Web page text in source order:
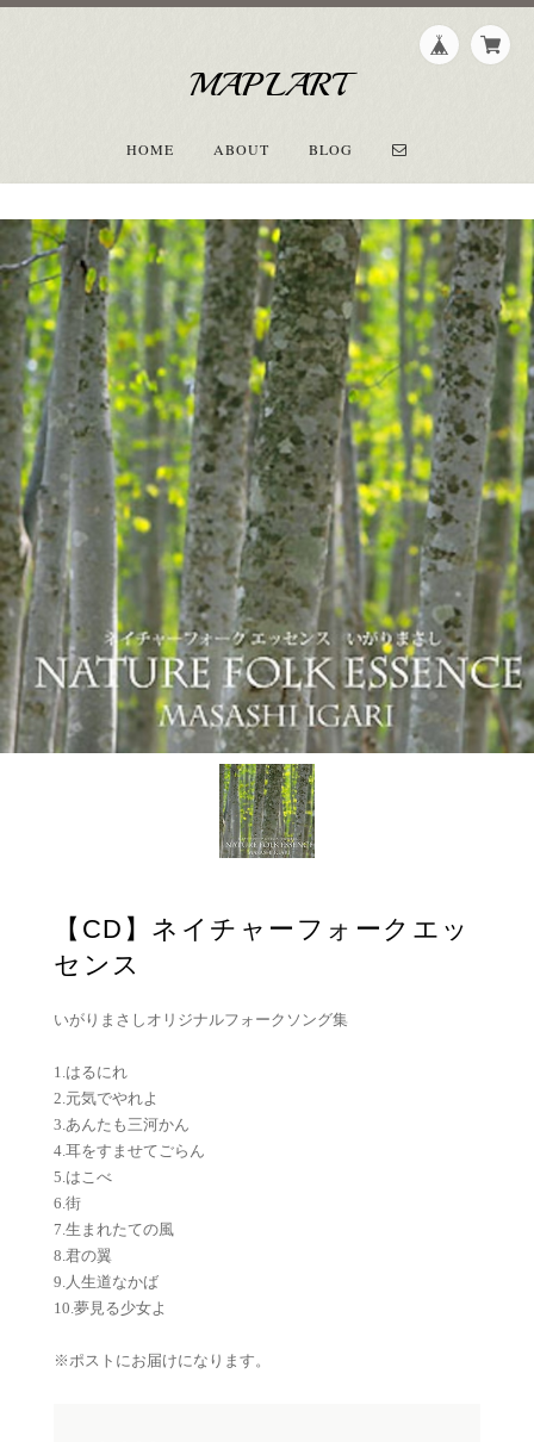
MAPLART
HOME ABOUT BLOG
【CD】ネイチャーフォークエッ
センス
いがりまさしオリジナルフォークソング集
1.はるにれ
2.元気でやれよ
3.あんたも三河かん
4.耳をすませてごらん
5.はこべ
6.街
7.生まれたての風
8.君の翼
9.人生道なかば
10.夢見る少女よ
※ポストにお届けになります。